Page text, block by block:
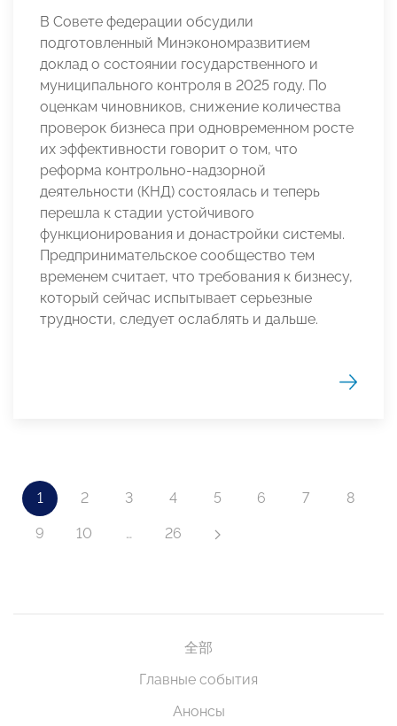
В Совете федерации обсудили
подготовленный Минэкономразвитием
доклад о состоянии государственного и
муниципального контроля в 2025 году. По
оценкам чиновников, снижение количества
проверок бизнеса при одновременном росте
их эффективности говорит о том, что
реформа контрольно-надзорной
деятельности (КНД) состоялась и теперь
перешла к стадии устойчивого
функционирования и донастройки системы.
Предпринимательское сообщество тем
временем считает, что требования к бизнесу,
который сейчас испытывает серьезные
трудности, следует ослаблять и дальше.
1 2 3 4 5 6 7 8
9 10 … 26
全部
Главные события
Анонсы